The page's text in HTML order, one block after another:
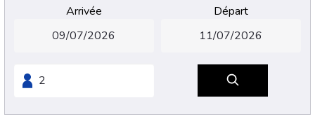
Arrivée Départ